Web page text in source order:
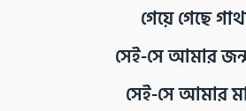
গেয়ে গেছে
সেই-সে আমার
সেই-সে আমার